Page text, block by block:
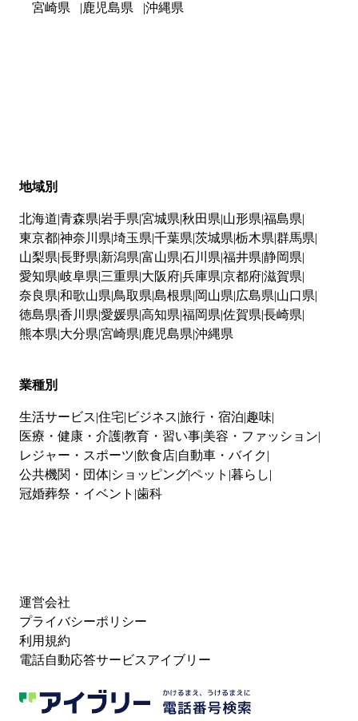
宮崎県
鹿児島県 沖縄県
地域別
北海道 青森県 岩手県 宮城県 秋田県 山形県 福島県
東京都神奈川県 埼玉県 千葉県 茨城県 栃木県 群馬県
山梨県 長野県 新潟県 富山県 石川県 福井県 静岡県
愛知県 岐阜県 三重県 大阪府兵庫県 京都府滋賀県
奈良県 和歌山県 鳥取県 島根県 岡山県 広島県 山口県
徳島県 香川県 愛媛県 高知県 福岡県 佐賀県 長崎県
熊本県 大分県 宮崎県 鹿児島県 沖縄県
業種別
生活サービス 住宅 ビジネス 旅行・宿泊 趣味
医療・健康・介護教育・習い事 美容・ファッション
レジャー・スポーツ 飲食店 自動車・バイク
公共機関・団体 ショッピングペット 暮らし
冠婚葬祭・イベント 歯科
運営会社
プライバシーポリシー
利用規約
電話自動応答サービスアイブリー